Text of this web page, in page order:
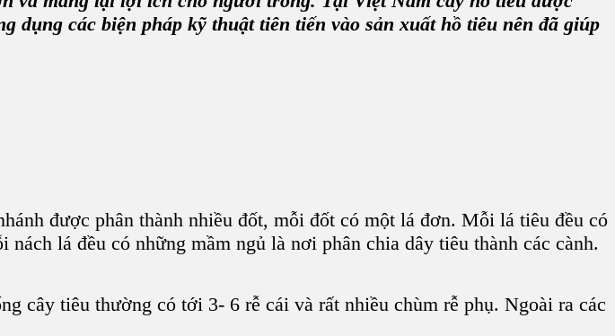
dụng các biện pháp kỹ thuật tiên tiến vào sản xuất hồ tiêu nên đã giúp
được phân thành nhiều đốt, mỗi đốt có một lá đơn. Mỗi lá tiêu đều có
nách lá đều có những mầm ngủ là nơi phân chia dây tiêu thành các cành.
cây tiêu thường có tới 3- 6 rễ cái và rất nhiều chùm rễ phụ. Ngoài ra các